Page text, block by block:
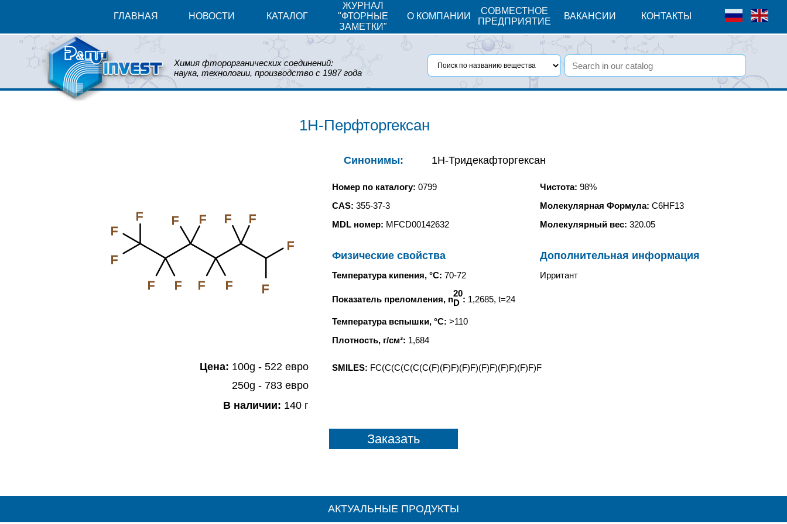
ГЛАВНАЯ НОВОСТИ КАТАЛОГ
ЖУРНАЛ
"ФТОРНЫЕ
ЗАМЕТКИ"
О КОМПАНИИ
СОВМЕСТНОЕ
ПРЕДПРИЯТИЕ
ВАКАНСИИ КОНТАКТЫ
Химия фторорганических соединений:
наука, технологии, производство с 1987 года
1Н-Перфторгексан
F
F F
F
F
F
F
F
F
F F
F
F
Цена: 100g - 522 евро
250g - 783 евро
В наличии: 140 г
Синонимы: 1Н-Тридекафторгексан
Номер по каталогу: 0799
CAS: 355-37-3
MDL номер: MFCD00142632
Чистота: 98%
Молекулярная Формула: C6HF13
Молекулярный вес: 320.05
Физические свойства
Температура кипения, °C: 70-72
Показатель преломления, n
20
D : 1,2685, t=24
Температура вспышки, °C: >110
Плотность, г/см³: 1,684
Дополнительная информация
Ирритант
SMILES: FC(C(C(C(C(C(F)(F)F)(F)F)(F)F)(F)F)(F)F)F
Заказать
АКТУАЛЬНЫЕ ПРОДУКТЫ